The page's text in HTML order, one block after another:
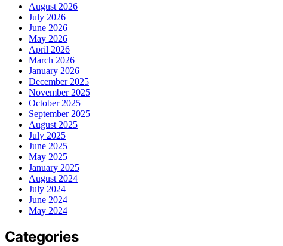
August 2026
July 2026
June 2026
May 2026
April 2026
March 2026
January 2026
December 2025
November 2025
October 2025
September 2025
August 2025
July 2025
June 2025
May 2025
January 2025
August 2024
July 2024
June 2024
May 2024
Categories